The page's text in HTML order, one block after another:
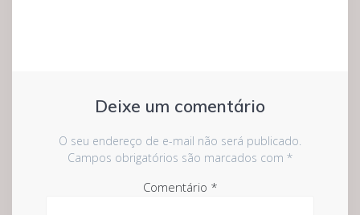
Deixe um comentário
O seu endereço de e-mail não será publicado.
Campos obrigatórios são marcados com *
Comentário *